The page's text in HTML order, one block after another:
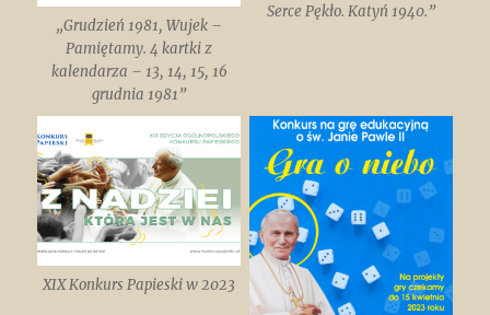
„Grudzień 1981, Wujek –
Pamiętamy. 4 kartki z
kalendarza – 13, 14, 15, 16
grudnia 1981”
Serce Pękło. Katyń 1940.”
XIX Konkurs Papieski w 2023